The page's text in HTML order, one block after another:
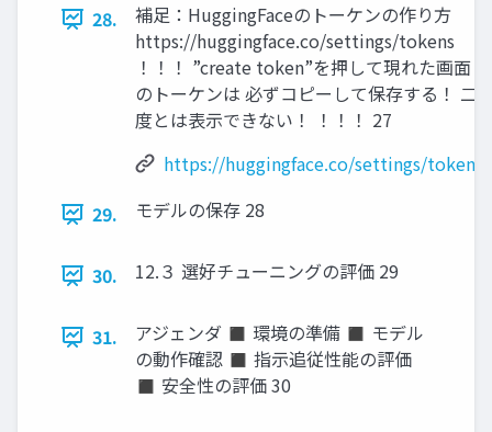
28.
補足：HuggingFaceのトーケンの作り方
https://huggingface.co/settings/tokens
！！！ ”create token”を押して現れた画面
のトーケンは 必ずコピーして保存する！ 二
度とは表示できない！ ！！！ 27
https://huggingface.co/settings/tokens
29.
モデルの保存 28
30. 12.３ 選好チューニングの評価 29
31.
アジェンダ ◼ 環境の準備 ◼ モデル
の動作確認 ◼ 指示追従性能の評価
◼ 安全性の評価 30